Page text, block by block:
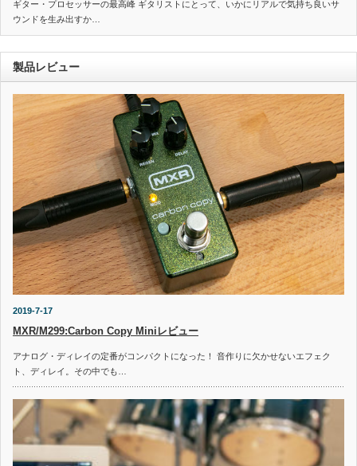
ギター・プロセッサーの最高峰 ギタリストにとって、いかにリアルで気持ち良いサ
ウンドを生み出すか…
製品レビュー
2019-7-17
MXR/M299:Carbon Copy Miniレビュー
アナログ・ディレイの定番がコンパクトになった！ 音作りに欠かせないエフェク
ト、ディレイ。その中でも…